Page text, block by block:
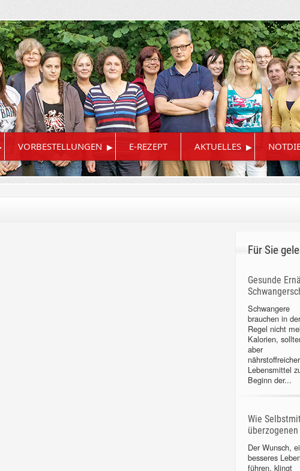
VORBESTELLUNGEN ▸ E-REZEPT AKTUELLES ▸
Für Sie
Gesunde
Schwangere
brauchen in der
Regel nicht
Kalorien,
aber
Lebensmittel
Beginn der...
Wie
Der Wunsch,
besseres
führen, klingt